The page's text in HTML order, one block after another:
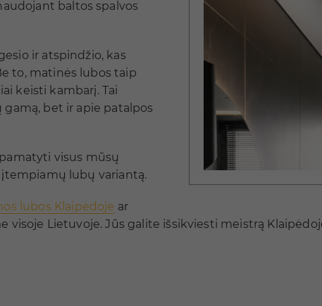
baltos spalvos
ir atspindžio, kas
to, matinės lubos taip
keisti kambarį. Tai
bet ir apie patalpos
visus mūsų
lubų variantą.
lubos Klaipėdoje ar
visoje Lietuvoje. Jūs galite išsikviesti meistrą